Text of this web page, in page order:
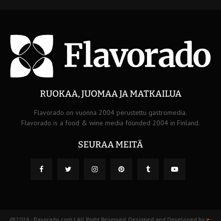
RUOKAA, JUOMAA JA MATKAILUA
Flavorado on vuonna 2004 perustettu gastromedia.
Flavorado is a food & wine media founded 2004 in Finland.
SEURAA MEITÄ
@2026 - flavorado.com | All Right Reserved. Designed and Developed by e-